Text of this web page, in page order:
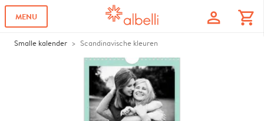
MENU profile shopping_cart
Smalle kalender Scandinavische kleuren